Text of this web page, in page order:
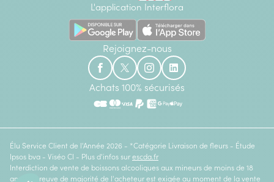
L'application Interflora
Rejoignez-nous
Achats 100% sécurisés
Élu Service Client de l'Année 2026 - *Catégorie Livraison de fleurs - Étude
Ipsos bva - Viséo CI - Plus d'infos sur escda.fr
Interdiction de vente de boissons alcooliques aux mineurs de moins de 18
ans. La preuve de majorité de l'acheteur est exigée au moment de la vente